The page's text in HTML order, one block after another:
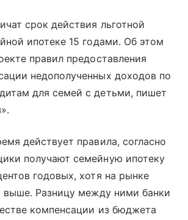
срок действия льготной
ипотеке 15 годами. Об этом
правил предоставления
недополученных доходов по
для семей с детьми, пишет
действует правила, согласно
получают семейную ипотеку
годовых, хотя на рынке
выше. Разницу между ними банки
компенсации из бюджета